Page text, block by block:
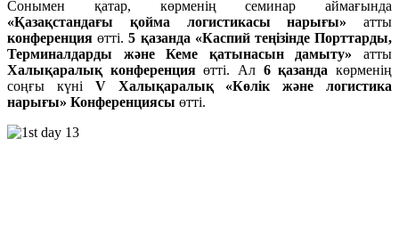
Сонымен қатар, көрменің семинар аймағында
«Қазақстандағы қойма логистикасы нарығы» атты
конференция өтті.5 қазанда «Каспий теңізінде Порттарды,
Терминалдарды және Кеме қатынасын дамыту» атты
Халықаралық конференцияөтті. Ал 6 қазанда көрменің
соңғы күні V Халықаралық «Көлік және логистика
нарығы» Конференциясы өтті.